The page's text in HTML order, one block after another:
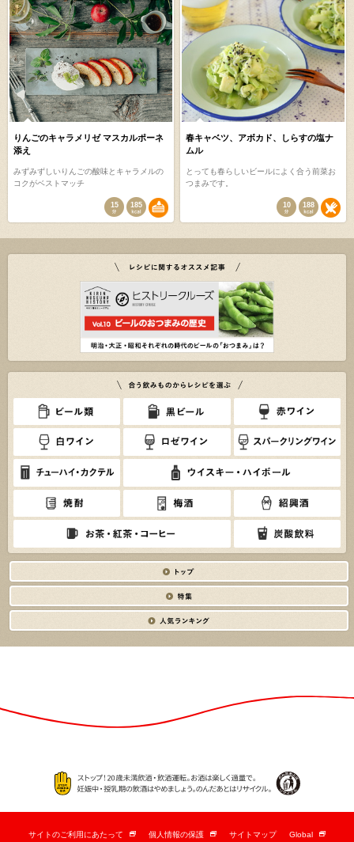
りんごのキャラメリゼ マスカルポーネ
添え
みずみずしいりんごの酸味とキャラメルの
コクがベストマッチ
15 185
春キャベツ、アボカド、しらすの塩ナ
ムル
とっても春らしいビールによく合う前菜お
つまみです。
10 188
サイトのご利用にあたって 新 個人情報の保護 新 サイトマップ Global 新